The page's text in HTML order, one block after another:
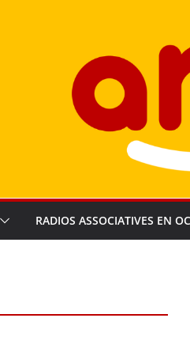
RADIOS ASSOCIATIVES EN